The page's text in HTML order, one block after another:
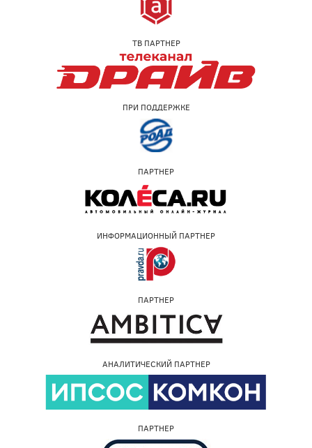
ТВ ПАРТНЕР
ПРИ ПОДДЕРЖКЕ
ПАРТНЕР
ИНФОРМАЦИОННЫЙ ПАРТНЕР
ПАРТНЕР
АНАЛИТИЧЕСКИЙ ПАРТНЕР
ПАРТНЕР